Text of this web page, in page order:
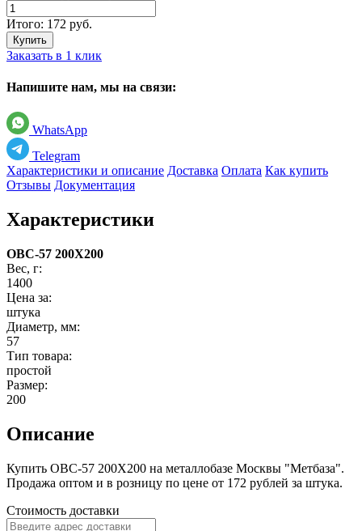
Итого: 172 руб.
Купить
Заказать в 1 клик
Напишите нам, мы на связи:
WhatsApp
Telegram
Характеристики и описание Доставка Оплата Как купить
Отзывы Документация
Характеристики
ОВС-57 200X200
Вес, г:
1400
Цена за:
штука
Диаметр, мм:
57
Тип товара:
простой
Размер:
200
Описание
Купить ОВС-57 200X200 на металлобазе Москвы "Метбаза".
Продажа оптом и в розницу по цене от 172 рублей за штука.
Стоимость доставки